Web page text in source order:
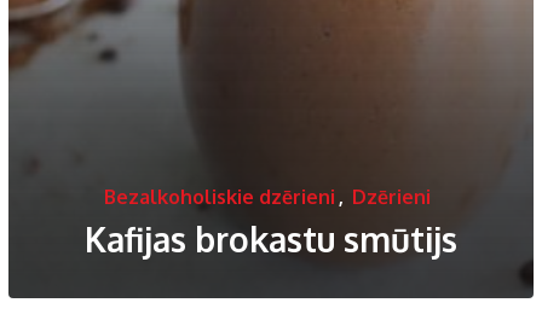
Bezalkoholiskie dzērieni , Dzērieni
Kafijas brokastu smūtijs